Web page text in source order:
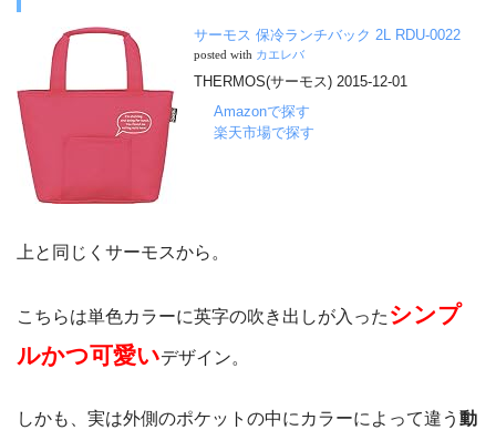
サーモス 保冷ランチバック 2L RDU-0022
posted with カエレバ
THERMOS(サーモス) 2015-12-01
Amazonで探す
楽天市場で探す
上と同じくサーモスから。
こちらは単色カラーに英字の吹き出しが入った シンプ
ルかつ可愛いデザイン。
しかも、実は外側のポケットの中にカラーによって違う 動